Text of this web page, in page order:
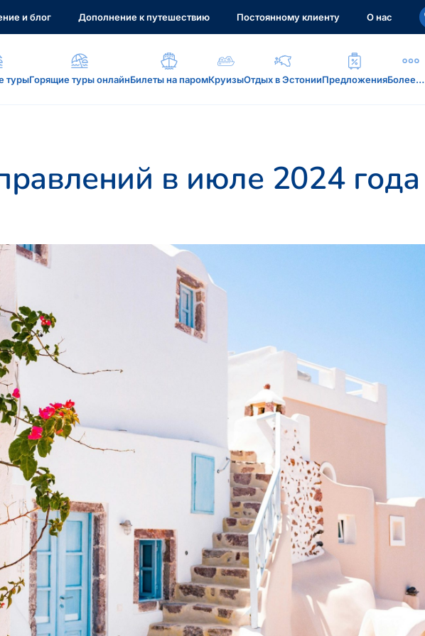
и блог Дополнение к путешествию Постоянному клиенту О нас
турыГорящие туры онлайнБилеты на паромКруизыОтдых в ЭстонииПредложенияБолее…
в июле 2024 года